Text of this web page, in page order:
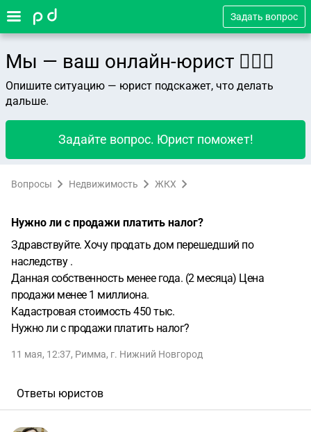
Задать вопрос
Мы — ваш онлайн-юрист 👨🏻‍⚖️
Опишите ситуацию — юрист подскажет, что делать
дальше.
Задайте вопрос. Юрист поможет!
Вопросы Недвижимость ЖКХ
Нужно ли с продажи платить налог?
Здравствуйте. Хочу продать дом перешедший по
наследству .
Данная собственность менее года. (2 месяца) Цена
продажи менее 1 миллиона.
Кадастровая стоимость 450 тыс.
Нужно ли с продажи платить налог?
11 мая, 12:37, Римма, г. Нижний Новгород
Ответы юристов